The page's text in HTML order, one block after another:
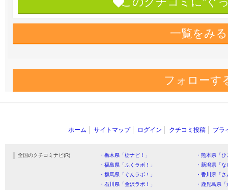
一覧をみる
フォローす
ホーム サイトマップ ログイン クチコミ投稿 プラ
全国のクチコミナビ(R) ・栃木県「栃ナビ！」
・熊本県「
・福島県「ふくラボ！」
・新潟県「
・群馬県「ぐんラボ！」
・香川県「
・石川県「金沢ラボ！」
・鹿児島県